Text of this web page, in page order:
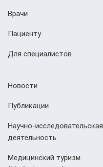
Врачи
Пациенту
Для специалистов
Новости
Публикации
Научно-исследовательская
деятельность
Медицинский туризм